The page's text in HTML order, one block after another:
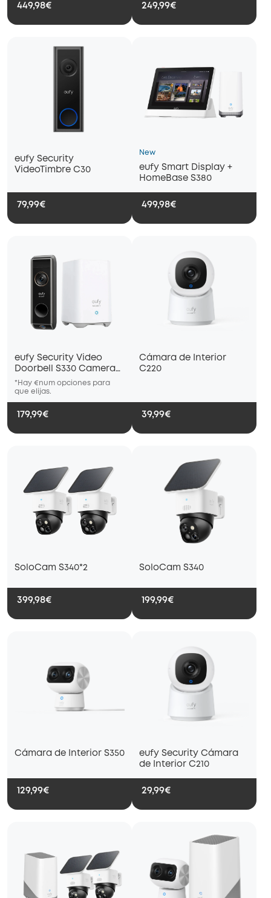
449,98€ 249,99€
eufy Security
VideoTimbre C30
79,99€
New
eufy Smart Display +
HomeBase S380
499,98€
eufy Security Video
Doorbell S330 Camera
con HomeBase 2K HD
*Hay €num opciones para
que elijas.
179,99€
Cámara de Interior
C220
39,99€
SoloCam S340*2
399,98€
SoloCam S340
199,99€
Cámara de Interior S350
129,99€
eufy Security Cámara
de Interior C210
29,99€